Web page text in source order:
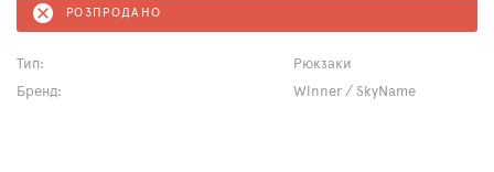
РОЗПРОДАНО
Тип:
Рюкзаки
Бренд:
Winner / SkyName